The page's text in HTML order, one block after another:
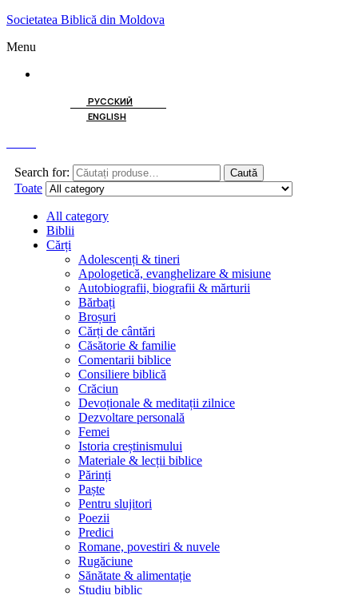
Societatea Biblică din Moldova
Menu
РУССКИЙ
ENGLISH
Search for: Caută
Toate
All category
Biblii
Cărți
Adolescenți & tineri
Apologetică, evanghelizare & misiune
Autobiografii, biografii & mărturii
Bărbați
Broșuri
Cărți de cântări
Căsătorie & familie
Comentarii biblice
Consiliere biblică
Crăciun
Devoționale & meditații zilnice
Dezvoltare personală
Femei
Istoria creștinismului
Materiale & lecții biblice
Părinți
Paște
Pentru slujitori
Poezii
Predici
Romane, povestiri & nuvele
Rugăciune
Sănătate & alimentație
Studiu biblic